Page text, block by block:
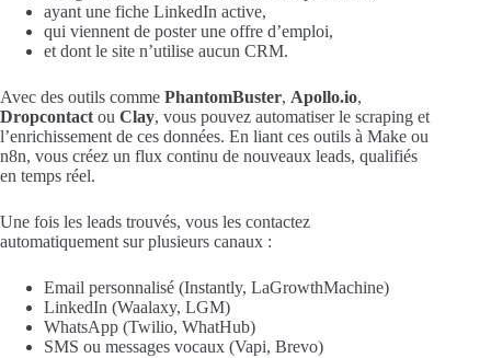
ayant une fiche LinkedIn active,
qui viennent de poster une offre d’emploi,
et dont le site n’utilise aucun CRM.
Avec des outils comme PhantomBuster, Apollo.io,
Dropcontact ou Clay, vous pouvez automatiser le scraping et
l’enrichissement de ces données. En liant ces outils à Make ou
n8n, vous créez un flux continu de nouveaux leads, qualifiés
en temps réel.
Une fois les leads trouvés, vous les contactez
automatiquement sur plusieurs canaux :
Email personnalisé (Instantly, LaGrowthMachine)
LinkedIn (Waalaxy, LGM)
WhatsApp (Twilio, WhatHub)
SMS ou messages vocaux (Vapi, Brevo)